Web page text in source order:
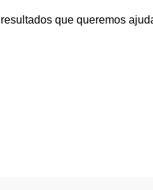
que queremos